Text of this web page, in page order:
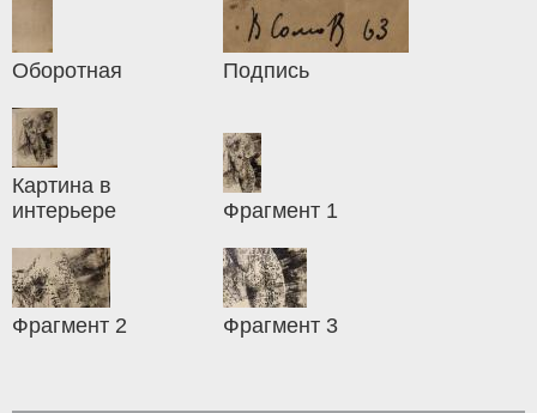
Оборотная Подпись
Картина в
интерьере
Фрагмент 1
Фрагмент 2 Фрагмент 3